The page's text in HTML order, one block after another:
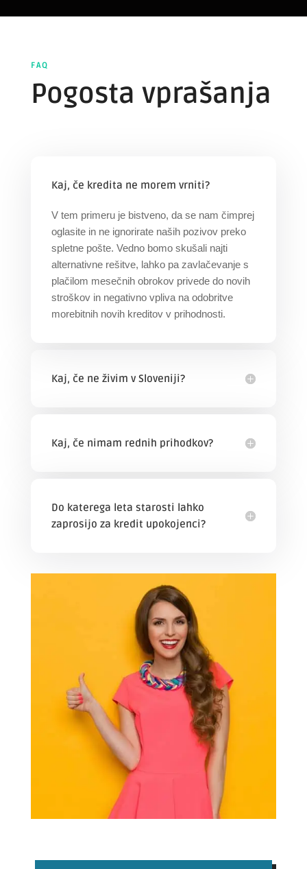
FAQ
Pogosta vprašanja
Kaj, če kredita ne morem vrniti?
V tem primeru je bistveno, da se nam čimprej
oglasite in ne ignorirate naših pozivov preko
spletne pošte. Vedno bomo skušali najti
alternativne rešitve, lahko pa zavlačevanje s
plačilom mesečnih obrokov privede do novih
stroškov in negativno vpliva na odobritve
morebitnih novih kreditov v prihodnosti.
Kaj, če ne živim v Sloveniji?
Kaj, če nimam rednih prihodkov?
Do katerega leta starosti lahko
zaprosijo za kredit upokojenci?